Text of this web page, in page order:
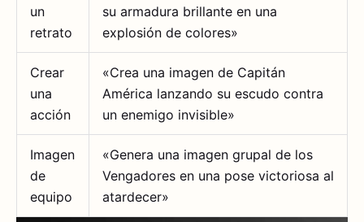
un
retrato
su armadura brillante en una
explosión de colores»
Crear
una
acción
«Crea una imagen de Capitán
América lanzando su escudo contra
un enemigo invisible»
Imagen
de
equipo
«Genera una imagen grupal de los
Vengadores en una pose victoriosa al
atardecer»